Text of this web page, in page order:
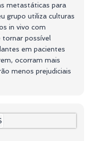
metastáticas para
grupo utiliza culturas
in vivo com
tornar possível
em pacientes
ocorram mais
menos prejudiciais